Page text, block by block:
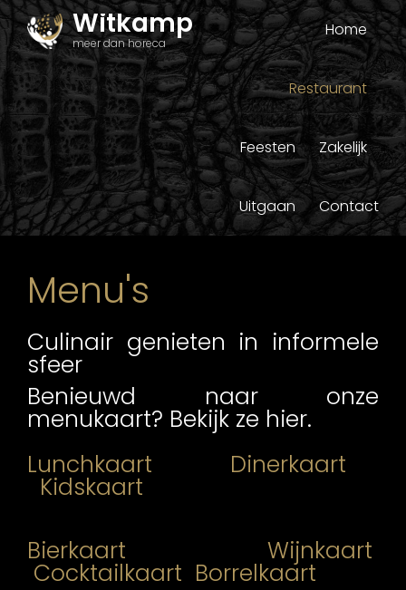
Witkamp
meer dan horeca
Home
Restaurant
Feesten Zakelijk
Uitgaan Contact
Menu's
Culinair genieten in informele
sfeer
Benieuwd naar onze
menukaart? Bekijk ze hier.
Lunchkaart
Dinerkaart
Kidskaart
Bierkaart
Wijnkaart
Cocktailkaart Borrelkaart